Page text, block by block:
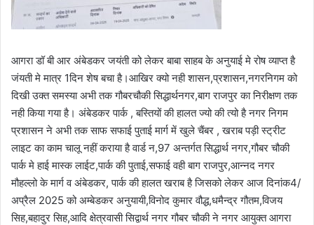
आगरा डॉ बी आर अंबेडकर जयंती को लेकर बाबा साहब के अनुयाई मे रोष व्याप्त है
जंयती मे मात्र 1दिन शेष बचा है।आखिर क्यो नही शासन,प्रशासन,नगरनिगम को
दिखी उक्त समस्या अभी तक गौबरचौकी सिद्धार्थनगर,बाग राजपुर का निरीक्षण तक
नही किया गया है। अंबेडकर पार्क , बस्तियों की हालत ज्यो की त्यो है नगर निगम
प्रशासन ने अभी तक साफ सफाई पुताई मार्ग में खुले चैंबर , खराब पड़ी स्ट्रीट
लाइट का काम चालू नहीं कराया है वार्ड न,97 अन्तर्गत सिद्धार्थ नगर,गौबर चौकी
पार्क मे हाई मास्क लाईट,पार्क की पुताई,सफाई वही बाग राजपुर,आन्नद नगर
मौहल्लो के मार्ग व अंबेडकर, पार्क की हालत खराब है जिसको लेकर आज दिनांक4/
अप्रैल 2025 को अम्बेडकर अनुयायी,विनोद कुमार वौद्ध,धमैन्द्र गौतम,विजय
सिह,बहादुर सिह,आदि क्षेत्रवासी सिद्वार्थ नगर गौबर चौकी ने नगर आयुक्त आगरा